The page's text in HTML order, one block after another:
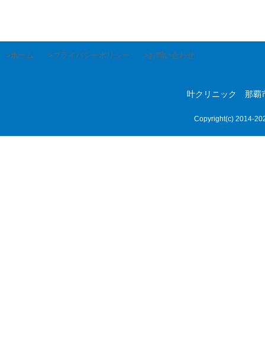
>ホーム >プライバシーポリシー >お問い合わせ
叶クリニック 那覇
Copyright(c) 2014-